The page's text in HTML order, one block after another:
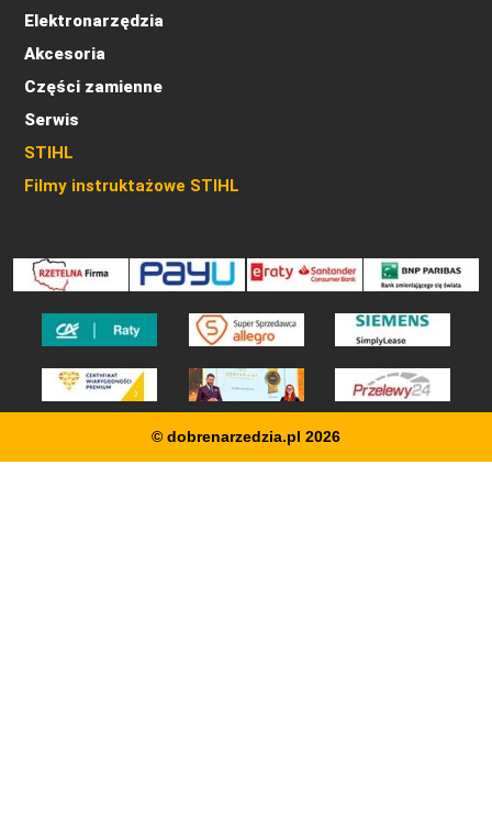
Elektronarzędzia
Akcesoria
Części zamienne
Serwis
STIHL
Filmy instruktażowe STIHL
© dobrenarzedzia.pl 2026